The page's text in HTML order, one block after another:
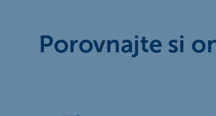
Porovnajte si